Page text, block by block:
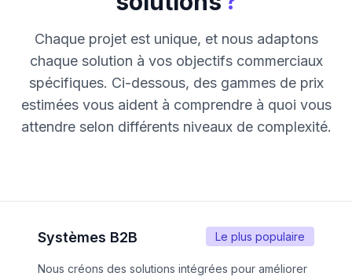
Chaque projet est unique, et nous adaptons
chaque solution à vos objectifs commerciaux
spécifiques. Ci-dessous, des gammes de prix
estimées vous aident à comprendre à quoi vous
attendre selon différents niveaux de complexité.
Le plus populaire
Systèmes B2B
Nous créons des solutions intégrées pour améliorer